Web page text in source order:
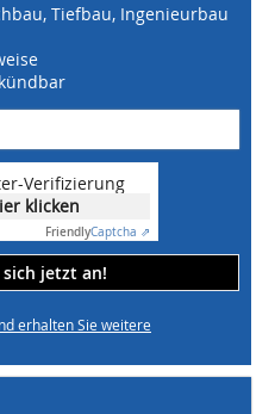
Tiefbau, Ingenieurbau
Verifizierung
klicken
FriendlyCaptcha ⇗
sich jetzt an!
erhalten Sie weitere